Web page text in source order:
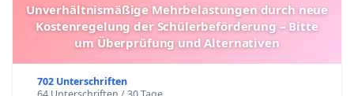
Unverhältnismäßige Mehrbelastungen durch neue
Kostenregelung der Schülerbeförderung – Bitte
um Überprüfung und Alternativen
702 Unterschriften